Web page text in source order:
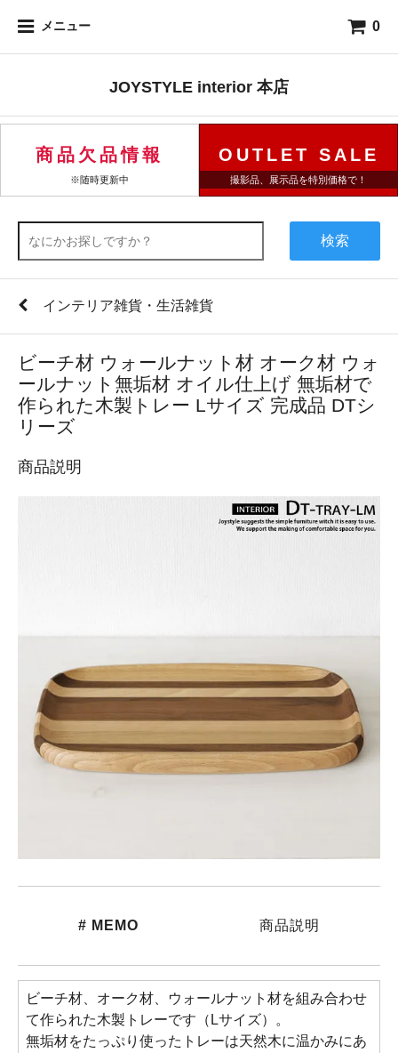
メニュー 0
JOYSTYLE interior 本店
商品欠品情報
※随時更新中
OUTLET SALE
撮影品、展示品を特別価格で！
検索
インテリア雑貨・生活雑貨
ビーチ材 ウォールナット材 オーク材 ウォ
ールナット無垢材 オイル仕上げ 無垢材で
作られた木製トレー Lサイズ 完成品 DTシ
リーズ
商品説明
# MEMO 商品説明
ビーチ材、オーク材、ウォールナット材を組み合わせ
て作られた木製トレーです（Lサイズ）。
無垢材をたっぷり使ったトレーは天然木に温かみにあ